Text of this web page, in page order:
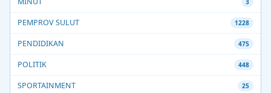
3
PEMPROV SULUT 1228
PENDIDIKAN 475
POLITIK 448
SPORTAINMENT 25